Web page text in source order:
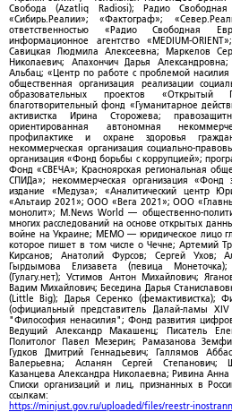
Свобода (Azatliq Radiosi); Радио Свободная
«Сибирь.Реалии»; «Фактограф»;
ответственностью «Радио Свободная
информационное агентство «MEDIUM-
Савицкая Людмила Алексеевна; Маркелов
Николаевич; Апахончич Дарья
Альбац; «Центр по работе с проблемой
общественная организация реализации
образовательных проектов «Открытый
благотворительный фонд «Гуманитарное
активистка Ирина Сторожева;
ориентированная автономная
профилактике и охране здоровья
некоммерческая организация социально-
организация «Фонд борьбы с коррупцией»;
Фонд «СВЕЧА»; Красноярская региональная
СПИДа»; некоммерческая организация «Фонд
издание «Медуза»; «Аналитический центр
«Альтаир 2021»; ООО «Вега 2021»; ООО
монолит»; M.News World — общественно-
многих расследований на основе открытых
войне на Украине; МЕМО — юридическое лицо
которое пишет в том числе о Чечне; Артемий
Кирсанов; Анатолий Фурсов; Сергей Ухов;
Гырдымова Елизавета (певица
(Гулагу.нет); Устимов Антон Михайлович;
Вадим Михайлович; Беседина Дарья
(Little Big); Дарья Серенко (фемактивистка);
(официальный представитель Далай-ламы
"Философия ненасилия"; Фонд развития
Ведущий Александр Макашенц; Писатель
Политолог Павел Мезерин; Рамазанова
Гудков Дмитрий Геннадьевич; Галлямов
Валерьевна; Асланян Сергей Степанович;
Казанцева Александра Николаевна; Ривина Анна
Списки организаций и лиц, признанных в
ссылкам:
https://minjust.gov.ru/uploaded/files/reestr-